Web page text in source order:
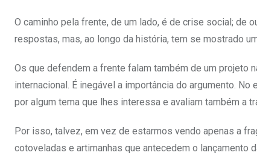
O caminho pela frente, de um lado, é de crise social; de
respostas, mas, ao longo da história, tem se mostrado
Os que defendem a frente falam também de um projeto
internacional. É inegável a importância do argumento.
por algum tema que lhes interessa e avaliam também a
Por isso, talvez, em vez de estarmos vendo apenas a
cotoveladas e artimanhas que antecedem o lançamento